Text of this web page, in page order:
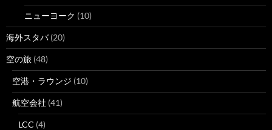
ニューヨーク (10)
海外スタバ(20)
空の旅 (48)
空港・ラウンジ (10)
航空会社 (41)
LCC (4)